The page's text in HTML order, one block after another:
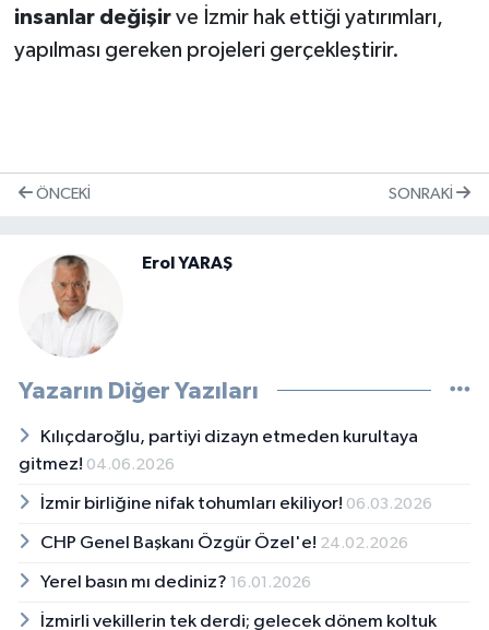
insanlar değişirve İzmir hak ettiği yatırımları,
yapılması gereken projeleri gerçekleştirir.
ÖNCEKI SONRAKI
Erol YARAŞ
Yazarın Diğer Yazıları
Kılıçdaroğlu, partiyi dizayn etmeden kurultaya
gitmez! 04.06.2026
İzmir birliğine nifak tohumları ekiliyor! 06.03.2026
CHP Genel Başkanı Özgür Özel'e! 24.02.2026
Yerel basın mı dediniz? 16.01.2026
İzmirli vekillerin tek derdi; gelecek dönem koltuk